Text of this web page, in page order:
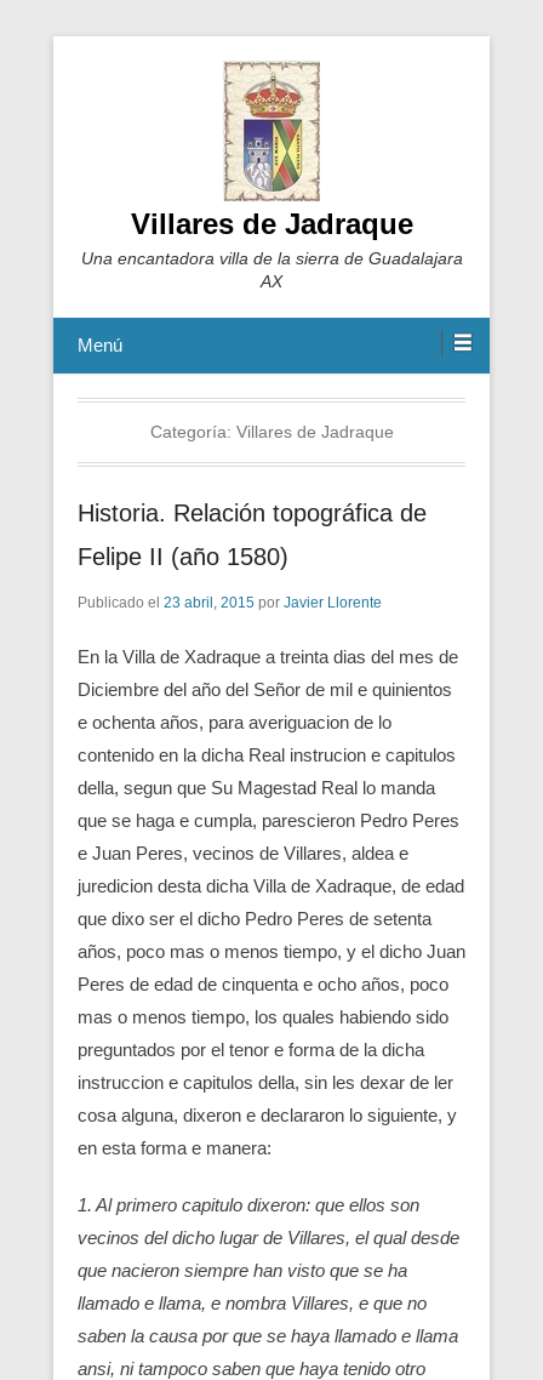
Villares de Jadraque
Una encantadora villa de la sierra de Guadalajara
AX
Menú
Categoría: Villares de Jadraque
Historia. Relación topográfica de
Felipe II (año 1580)
Publicado el 23 abril, 2015 por Javier Llorente
En la Villa de Xadraque a treinta dias del mes de
Diciembre del año del Señor de mil e quinientos
e ochenta años, para averiguacion de lo
contenido en la dicha Real instrucion e capitulos
della, segun que Su Magestad Real lo manda
que se haga e cumpla, parescieron Pedro Peres
e Juan Peres, vecinos de Villares, aldea e
juredicion desta dicha Villa de Xadraque, de edad
que dixo ser el dicho Pedro Peres de setenta
años, poco mas o menos tiempo, y el dicho Juan
Peres de edad de cinquenta e ocho años, poco
mas o menos tiempo, los quales habiendo sido
preguntados por el tenor e forma de la dicha
instruccion e capitulos della, sin les dexar de ler
cosa alguna, dixeron e declararon lo siguiente, y
en esta forma e manera:
1. Al primero capitulo dixeron: que ellos son
vecinos del dicho lugar de Villares, el qual desde
que nacieron siempre han visto que se ha
llamado e llama, e nombra Villares, e que no
saben la causa por que se haya llamado e llama
ansi, ni tampoco saben que haya tenido otro